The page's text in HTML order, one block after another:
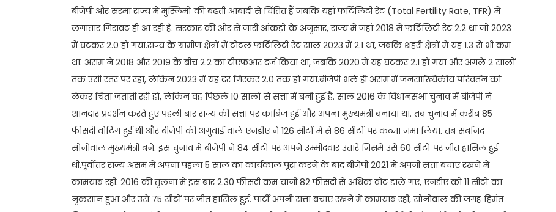
बीजेपी और सरमा राज्य में मुस्लिमों की बढ़ती आबादी से चिंतित हैं जबकि यहां फर्टिलिटी रेट (Total Fertility Rate, TFR) में
लगातार गिरावट ही आ रही है. सरकार की ओर से जारी आंकड़ों के अनुसार, राज्य में जहां 2018 में फर्टिलिटी रेट 2.2 था जो 2023
में घटकर 2.0 हो गया.राज्य के ग्रामीण क्षेत्रों में टोटल फर्टिलिटी रेट साल 2023 में 2.1 था, जबकि शहरी क्षेत्रों में यह 1.3 से भी कम
था. असम ने 2018 और 2019 के बीच 2.2 का टीएफआर दर्ज किया था, जबकि 2020 में यह घटकर 2.1 हो गया और अगले 2 सालों
तक उसी स्तर पर रहा, लेकिन 2023 में यह दर गिरकर 2.0 तक हो गया.बीजेपी भले ही असम में जनसांख्यिकीय परिवर्तन को
लेकर चिंता जताती रही हो, लेकिन वह पिछले 10 सालों से सत्ता में बनी हुई है. साल 2016 के विधानसभा चुनाव में बीजेपी ने
शानदार प्रदर्शन करते हुए पहली बार राज्य की सत्ता पर काबिज हुई और अपना मुख्यमंत्री बनाया था. तब चुनाव में करीब 85
फीसदी वोटिंग हुई थी और बीजेपी की अगुवाई वाले एनडीए ने 126 सीटों में से 86 सीटों पर कब्जा जमा लिया. तब सर्बानंद
सोनोवाल मुख्यमंत्री बने. इस चुनाव में बीजेपी ने 84 सीटों पर अपने उम्मीदवार उतारे जिसमें उसे 60 सीटों पर जीत हासिल हुई
थी.पूर्वोत्तर राज्य असम में अपना पहला 5 साल का कार्यकाल पूरा करने के बाद बीजेपी 2021 में अपनी सत्ता बचाए रखने में
कामयाब रही. 2016 की तुलना में इस बार 2.30 फीसदी कम यानी 82 फीसदी से अधिक वोट डाले गए, एनडीए को 11 सीटों का
नुकसान हुआ और उसे 75 सीटों पर जीत हासिल हुई. पार्टी अपनी सत्ता बचाए रखने में कामयाब रही, सोनोवाल की जगह हिमंत